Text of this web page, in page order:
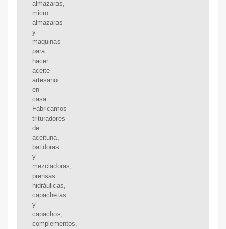
almazaras,
micro
almazaras
y
maquinas
para
hacer
aceite
artesano
en
casa.
Fabricamos
trituradores
de
aceituna,
batidoras
y
mezcladoras,
prensas
hidráulicas,
capachetas
y
capachos,
complementos,